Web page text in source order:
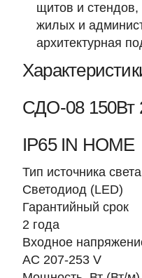
щитов и
жилых и
архитектурная
СДО-08 150Вт
IP65 IN HOME
Тип источника света
Светодиод (LED)
Гарантийный срок
2 года
Входное
AC 207-253 V